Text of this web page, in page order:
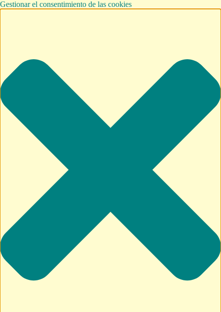
Gestionar el consentimiento de las cookies